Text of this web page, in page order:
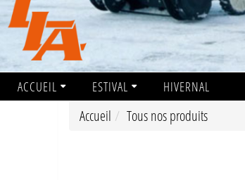
ACCUEIL ESTIVAL HIVERNAL
Accueil Tous nos produits